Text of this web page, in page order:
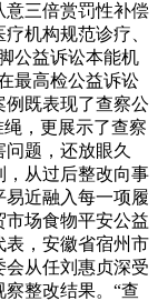
意三倍赏罚性补偿
机构规范诊疗、
公益诉讼本能机
最高检公益诉讼
例既表现了查察公
，更展示了查察
题，还放眼久
，从过后整改向事
近融入每一项履
场食物平安公益
表，安徽省宿州市
从任刘惠贞深受
整改结果。“查